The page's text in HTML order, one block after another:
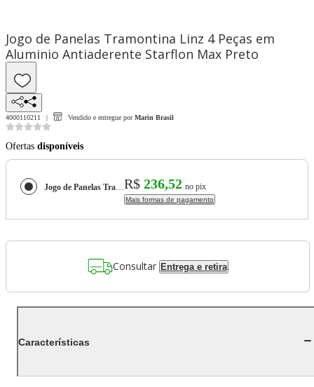
Jogo de Panelas Tramontina Linz 4 Peças em
Aluminio Antiaderente Starflon Max Preto
4000110211 Vendido e entregue por Marin Brasil
Ofertas disponíveis
Jogo de Panelas Tramontina Linz 4 Peças em Aluminio Antiaderente Starflon Max PretoR$ 236,52 no pix
Mais formas de pagamento
Consultar Entrega e retira
Características